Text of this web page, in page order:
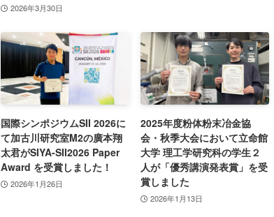
2026年3月30日
国際シンポジウムSII 2026に
て加古川研究室M2の廣本翔
太君がSIYA-SII2026 Paper
Award を受賞しました！
2026年1月26日
2025年度粉体粉末冶金協
会・秋季大会において立命館
大学 理工学研究科の学生２
人が「優秀講演発表賞」を受
賞しました
2026年1月13日